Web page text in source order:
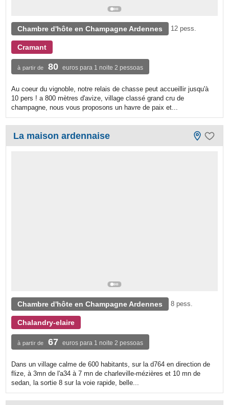
Chambre d'hôte en Champagne Ardennes 12 pess.
Cramant
à partir de 80 euros para 1 noite 2 pessoas
Au coeur du vignoble, notre relais de chasse peut accueillir jusqu'à
10 pers ! a 800 mètres d'avize, village classé grand cru de
champagne, nous vous proposons un havre de paix et...
La maison ardennaise
Chambre d'hôte en Champagne Ardennes 8 pess.
Chalandry-elaire
à partir de 67 euros para 1 noite 2 pessoas
Dans un village calme de 600 habitants, sur la d764 en direction de
flize, à 3mn de l'a34 à 7 mn de charleville-mézières et 10 mn de
sedan, la sortie 8 sur la voie rapide, belle...